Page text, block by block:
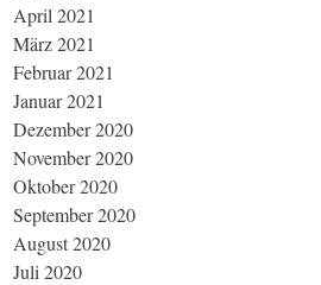
April 2021
März 2021
Februar 2021
Januar 2021
Dezember 2020
November 2020
Oktober 2020
September 2020
August 2020
Juli 2020